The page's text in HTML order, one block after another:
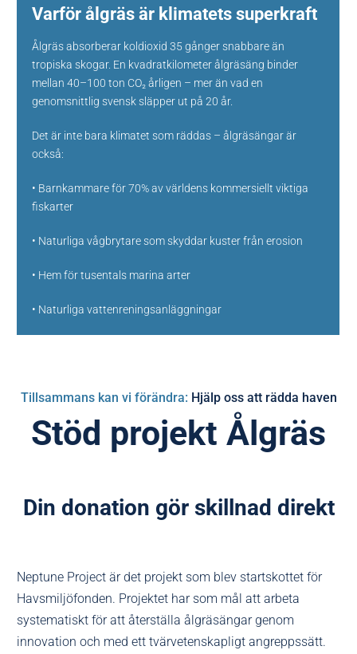
Varför ålgräs är klimatets superkraft
Ålgräs absorberar koldioxid 35 gånger snabbare än
tropiska skogar. En kvadratkilometer ålgräsäng binder
mellan 40–100 ton CO₂ årligen – mer än vad en
genomsnittlig svensk släpper ut på 20 år.
Det är inte bara klimatet som räddas – ålgräsängar är
också:
• Barnkammare för 70% av världens kommersiellt viktiga
fiskarter
• Naturliga vågbrytare som skyddar kuster från erosion
• Hem för tusentals marina arter
• Naturliga vattenreningsanläggningar
Tillsammans kan vi förändra: Hjälp oss att rädda haven
Stöd projekt Ålgräs
Din donation gör skillnad direkt
Neptune Project är det projekt som blev startskottet för
Havsmiljöfonden. Projektet har som mål att arbeta
systematiskt för att återställa ålgräsängar genom
innovation och med ett tvärvetenskapligt angreppssätt.